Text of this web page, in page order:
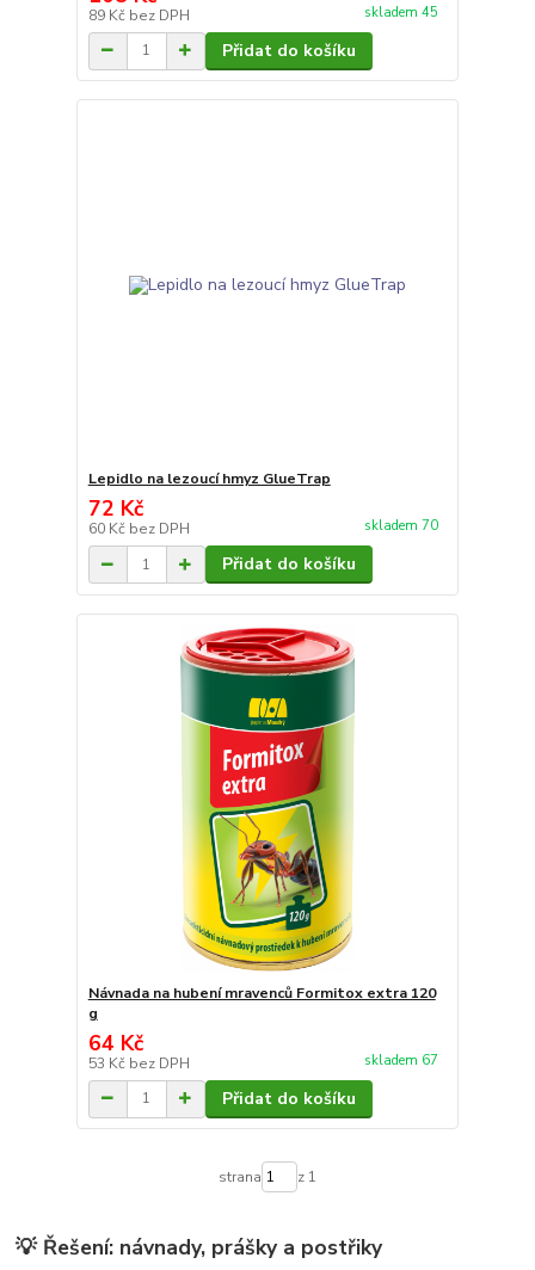
89 Kč bez DPH skladem 45
Přidat do košíku
Lepidlo na lezoucí hmyz GlueTrap
72 Kč
60 Kč bez DPH skladem 70
Přidat do košíku
Návnada na hubení mravenců Formitox extra 120
g
64 Kč
53 Kč bez DPH skladem 67
Přidat do košíku
strana z 1
💡 Řešení: návnady, prášky a postřiky